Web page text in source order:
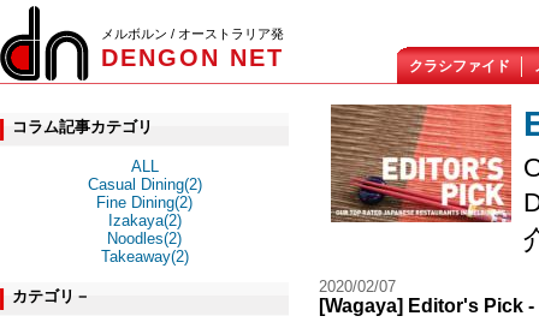
メルボルン / オーストラリア発
DENGON NET クラシファイド
コラム記事カテゴリ
ALL
Casual Dining(2)
Fine Dining(2)
Izakaya(2)
Noodles(2)
Takeaway(2)
カテゴリ－
2020/02/07
[Wagaya] Editor's Pick